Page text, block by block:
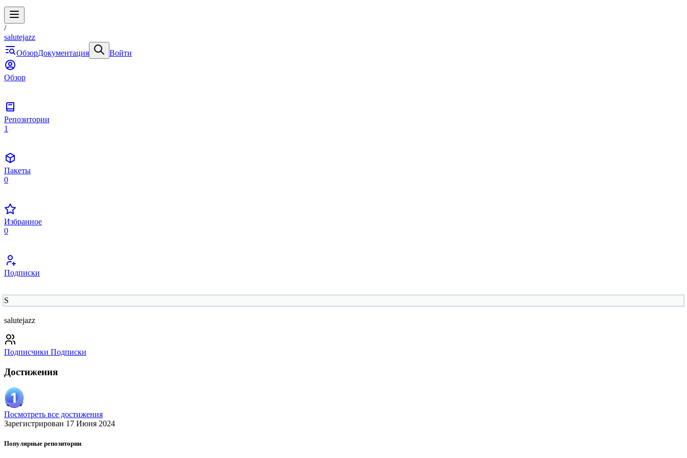
/
salutejazz
ОбзорДокументация Войти
Обзор
Репозитории
1
Пакеты
0
Избранное
0
Подписки
S
salutejazz
Подписчики Подписки
Достижения
Посмотреть все достижения
Зарегистрирован 17 Июня 2024
Популярные репозитории